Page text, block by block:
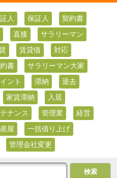
人 保証人
契約書
直接
サラリーマン
賃貸借
対応
書
サラリーマン大家
ント 滞納
退去
家賃滞納
入居
ナンス 管理業
経営
屋
一括借り上げ
管理会社変更